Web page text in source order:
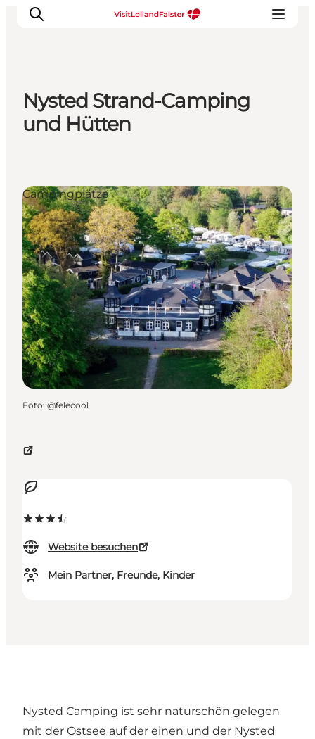
Natur und Outdoor
Urlaubsplaner
Nysted Strand-Camping
und Hütten
Website besuchen
Mein Partner, Freunde, Kinder
Campingplätze
Foto: @felecool
Nysted Camping ist sehr naturschön gelegen
mit der Ostsee auf der einen und der Nysted